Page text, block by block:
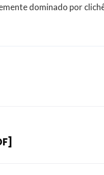
dominado por